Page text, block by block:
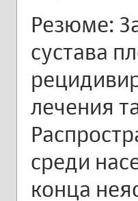
Резюме:
сустава
лечения
среди
конца